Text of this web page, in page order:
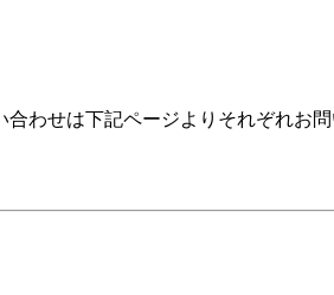
わせは下記ページよりそれぞれお問